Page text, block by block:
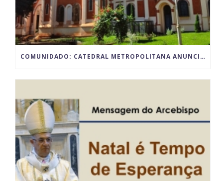
COMUNIDADO: CATEDRAL METROPOLITANA ANUNCIA PARALISAÇÃO TEMPORÁRIA DAS ATIVIDADES POR MOTIVO DAS OBRAS DE RESTAURO